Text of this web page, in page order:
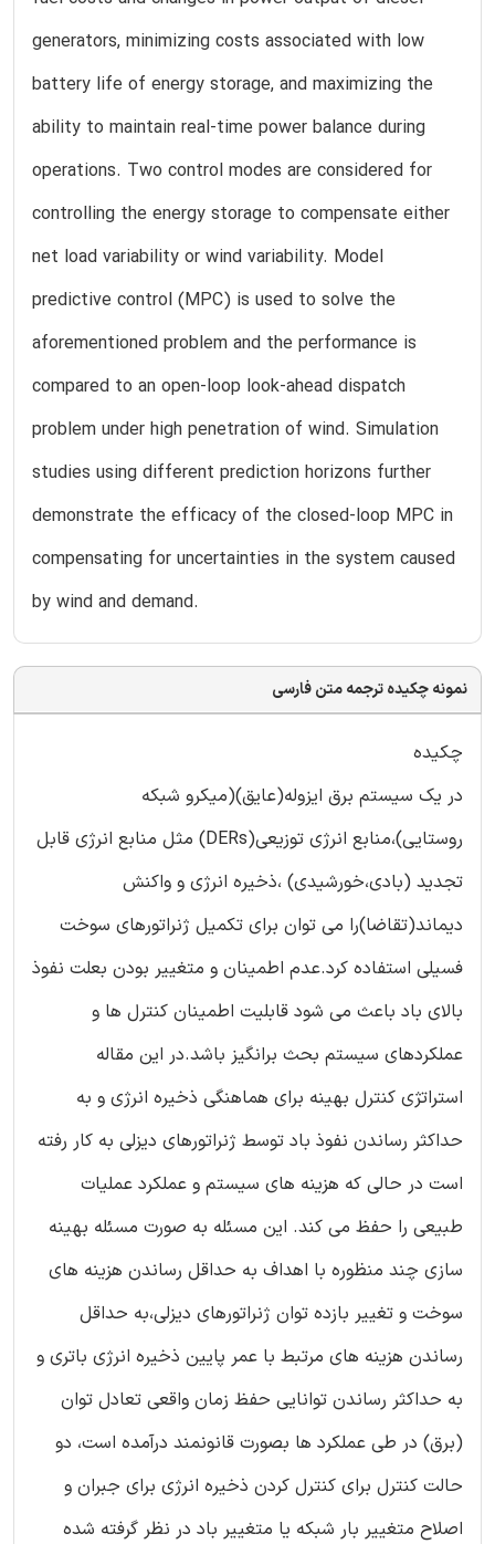
generators, minimizing costs associated with low
battery life of energy storage, and maximizing the
ability to maintain real-time power balance during
operations. Two control modes are considered for
controlling the energy storage to compensate either
net load variability or wind variability. Model
predictive control (MPC) is used to solve the
aforementioned problem and the performance is
compared to an open-loop look-ahead dispatch
problem under high penetration of wind. Simulation
studies using different prediction horizons further
demonstrate the efficacy of the closed-loop MPC in
compensating for uncertainties in the system caused
by wind and demand.
نمونه چکیده ترجمه متن فارسی
چکیده
در یک سیستم برق ایزوله(عایق)(میکرو شبکه
روستایی)،منابع انرژی توزیعی(DERs) مثل منابع انرژی قابل
تجدید (بادی،خورشیدی) ،ذخیره انرژی و واکنش
دیماند(تقاضا)را می توان برای تکمیل ژنراتورهای سوخت
فسیلی استفاده کرد.عدم اطمینان و متغییر بودن بعلت نفوذ
بالای باد باعث می شود قابلیت اطمینان کنترل ها و
عملکردهای سیستم بحث برانگیز باشد.در این مقاله
استراتژی کنترل بهینه برای هماهنگی ذخیره انرژی و به
حداکثر رساندن نفوذ باد توسط ژنراتورهای دیزلی به کار رفته
است در حالی که هزینه های سیستم و عملکرد عملیات
طبیعی را حفظ می کند. این مسئله به صورت مسئله بهینه
سازی چند منظوره با اهداف به حداقل رساندن هزینه های
سوخت و تغییر بازده توان ژنراتورهای دیزلی،به حداقل
رساندن هزینه های مرتبط با عمر پایین ذخیره انرژی باتری و
به حداکثر رساندن توانایی حفظ زمان واقعی تعادل توان
(برق) در طی عملکرد ها بصورت قانونمند درآمده است، دو
حالت کنترل برای کنترل کردن ذخیره انرژی برای جبران و
اصلاح متغییر بار شبکه یا متغییر باد در نظر گرفته شده